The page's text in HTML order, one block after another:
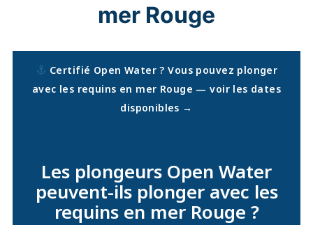
mer Rouge
Certifié Open Water ? Vous pouvez plonger
avec les requins en mer Rouge — voir les dates
disponibles →
Les plongeurs Open Water
peuvent-ils plonger avec les
requins en mer Rouge ?